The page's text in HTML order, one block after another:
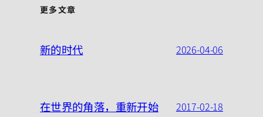
更多文章
新的时代 2026-04-06
在世界的角落，重新开始 2017-02-18